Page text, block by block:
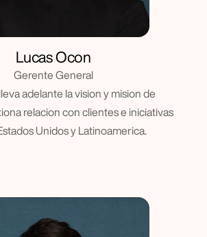
Lucas Ocon
Gerente General
adelante la vision y mision de
relacion con clientes e iniciativas
Unidos y Latinoamerica.